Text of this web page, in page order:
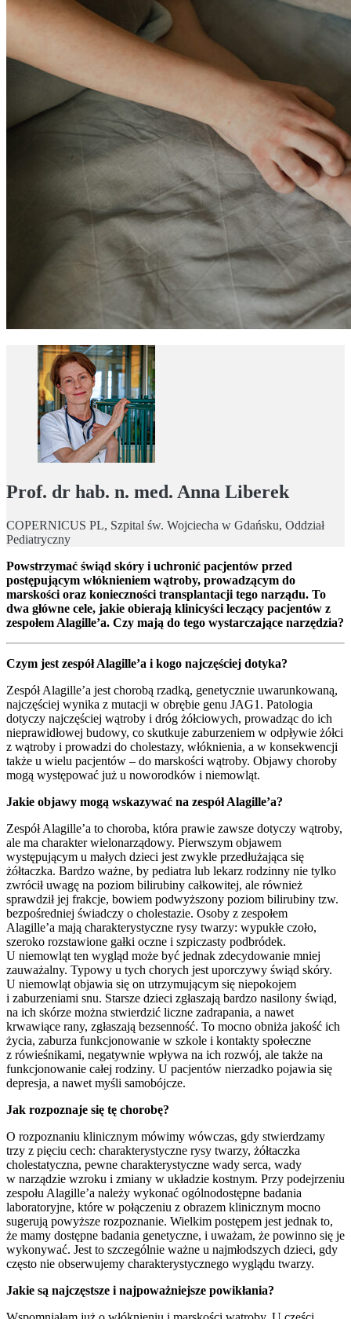
Prof. dr hab. n. med. Anna Liberek
COPERNICUS PL, Szpital św. Wojciecha w Gdańsku, Oddział
Pediatryczny
Powstrzymać świąd skóry i uchronić pacjentów przed
postępującym włóknieniem wątroby, prowadzącym do
marskości oraz konieczności transplantacji tego narządu. To
dwa główne cele, jakie obierają klinicyści leczący pacjentów z
zespołem Alagille’a. Czy mają do tego wystarczające narzędzia?
Czym jest zespół Alagille’a i kogo najczęściej dotyka?
Zespół Alagille’a jest chorobą rzadką, genetycznie uwarunkowaną,
najczęściej wynika z mutacji w obrębie genu JAG1. Patologia
dotyczy najczęściej wątroby i dróg żółciowych, prowadząc do ich
nieprawidłowej budowy, co skutkuje zaburzeniem w odpływie żółci
z wątroby i prowadzi do cholestazy, włóknienia, a w konsekwencji
także u wielu pacjentów – do marskości wątroby. Objawy choroby
mogą występować już u noworodków i niemowląt.
Jakie objawy mogą wskazywać na zespół Alagille’a?
Zespół Alagille’a to choroba, która prawie zawsze dotyczy wątroby,
ale ma charakter wielonarządowy. Pierwszym objawem
występującym u małych dzieci jest zwykle przedłużająca się
żółtaczka. Bardzo ważne, by pediatra lub lekarz rodzinny nie tylko
zwrócił uwagę na poziom bilirubiny całkowitej, ale również
sprawdził jej frakcje, bowiem podwyższony poziom bilirubiny tzw.
bezpośredniej świadczy o cholestazie. Osoby z zespołem
Alagille’a mają charakterystyczne rysy twarzy: wypukłe czoło,
szeroko rozstawione gałki oczne i szpiczasty podbródek.
U niemowląt ten wygląd może być jednak zdecydowanie mniej
zauważalny. Typowy u tych chorych jest uporczywy świąd skóry.
U niemowląt objawia się on utrzymującym się niepokojem
i zaburzeniami snu. Starsze dzieci zgłaszają bardzo nasilony świąd,
na ich skórze można stwierdzić liczne zadrapania, a nawet
krwawiące rany, zgłaszają bezsenność. To mocno obniża jakość ich
życia, zaburza funkcjonowanie w szkole i kontakty społeczne
z rówieśnikami, negatywnie wpływa na ich rozwój, ale także na
funkcjonowanie całej rodziny. U pacjentów nierzadko pojawia się
depresja, a nawet myśli samobójcze.
Jak rozpoznaje się tę chorobę?
O rozpoznaniu klinicznym mówimy wówczas, gdy stwierdzamy
trzy z pięciu cech: charakterystyczne rysy twarzy, żółtaczka
cholestatyczna, pewne charakterystyczne wady serca, wady
w narządzie wzroku i zmiany w układzie kostnym. Przy podejrzeniu
zespołu Alagille’a należy wykonać ogólnodostępne badania
laboratoryjne, które w połączeniu z obrazem klinicznym mocno
sugerują powyższe rozpoznanie. Wielkim postępem jest jednak to,
że mamy dostępne badania genetyczne, i uważam, że powinno się je
wykonywać. Jest to szczególnie ważne u najmłodszych dzieci, gdy
często nie obserwujemy charakterystycznego wyglądu twarzy.
Jakie są najczęstsze i najpoważniejsze powikłania?